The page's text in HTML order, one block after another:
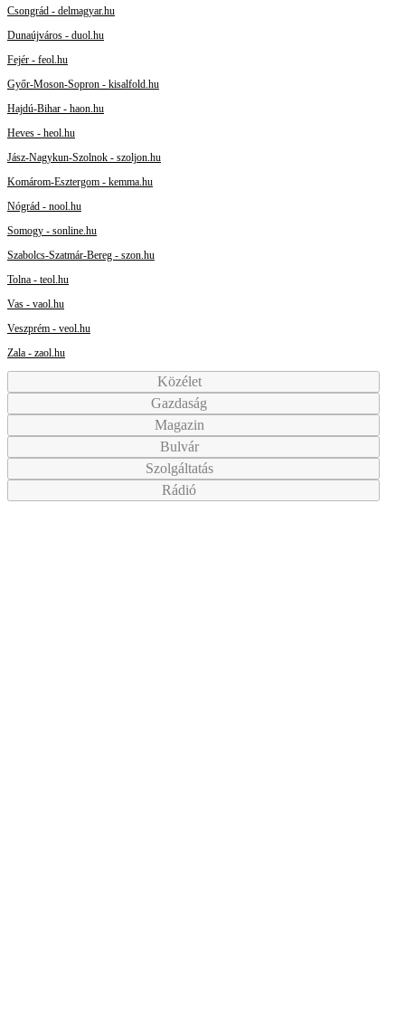
Csongrád - delmagyar.hu
Dunaújváros - duol.hu
Fejér - feol.hu
Győr-Moson-Sopron - kisalfold.hu
Hajdú-Bihar - haon.hu
Heves - heol.hu
Jász-Nagykun-Szolnok - szoljon.hu
Komárom-Esztergom - kemma.hu
Nógrád - nool.hu
Somogy - sonline.hu
Szabolcs-Szatmár-Bereg - szon.hu
Tolna - teol.hu
Vas - vaol.hu
Veszprém - veol.hu
Zala - zaol.hu
Közélet
Gazdaság
Magazin
Bulvár
Szolgáltatás
Rádió